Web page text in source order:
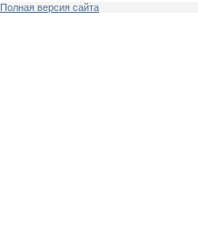
Полная версия сайта